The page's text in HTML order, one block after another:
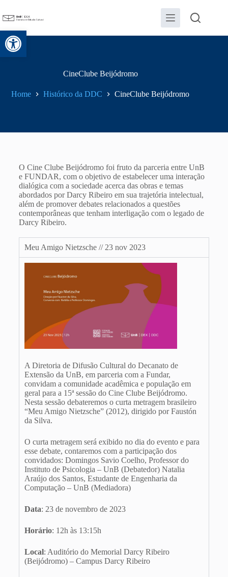
Abrir a barra de ferramentas
CineClube Beijódromo
Home Histórico da DDC CineClube Beijódromo
O Cine Clube Beijódromo foi fruto da parceria entre UnB
e FUNDAR, com o objetivo de estabelecer uma interação
dialógica com a sociedade acerca das obras e temas
abordados por Darcy Ribeiro em sua trajetória intelectual,
além de promover debates relacionados a questões
contemporâneas que tenham interligação com o legado de
Darcy Ribeiro.
Meu Amigo Nietzsche // 23 nov 2023
A Diretoria de Difusão Cultural do Decanato de
Extensão da UnB, em parceria com a Fundar,
convidam a comunidade acadêmica e população em
geral para a 15ª sessão do Cine Clube Beijódromo.
Nesta sessão debateremos o curta metragem brasileiro
“Meu Amigo Nietzsche” (2012), dirigido por Faustón
da Silva.
O curta metragem será exibido no dia do evento e para
esse debate, contaremos com a participação dos
convidados: Domingos Savio Coelho, Professor do
Instituto de Psicologia – UnB (Debatedor) Natalia
Araújo dos Santos, Estudante de Engenharia da
Computação – UnB (Mediadora)
Data: 23 de novembro de 2023
Horário: 12h às 13:15h
Local: Auditório do Memorial Darcy Ribeiro
(Beijódromo) – Campus Darcy Ribeiro